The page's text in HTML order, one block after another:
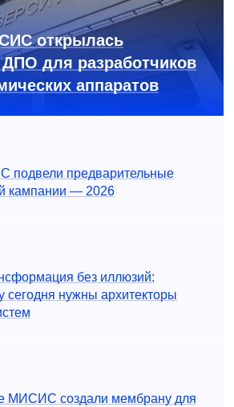
открылась
для разработчиков
аппаратов
предварительные
кампании — 2026
без иллюзий:
сегодня нужны архитекторы
МИСИС создали мембрану для